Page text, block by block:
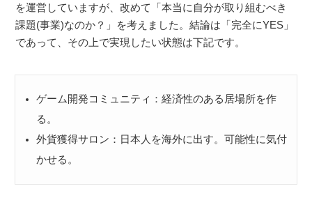
を運営していますが、改めて「本当に自分が取り組むべき
課題(事業)なのか？」を考えました。結論は「完全にYES」
であって、その上で実現したい状態は下記です。
ゲーム開発コミュニティ：経済性のある居場所を作
る。
外貨獲得サロン：日本人を海外に出す。可能性に気付
かせる。